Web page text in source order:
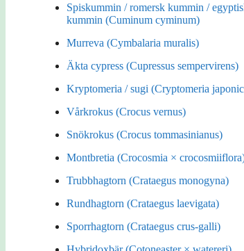
Spiskummin / romersk kummin /
kummin (Cuminum cyminum)
Murreva (Cymbalaria muralis)
Äkta cypress (Cupressus sempervirens)
Kryptomeria / sugi (Cryptomeria
Vårkrokus (Crocus vernus)
Snökrokus (Crocus tommasinianus)
Montbretia (Crocosmia ×
Trubbhagtorn (Crataegus monogyna)
Rundhagtorn (Crataegus laevigata)
Sporrhagtorn (Crataegus crus-galli)